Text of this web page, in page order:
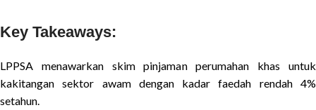
Key Takeaways:
LPPSA menawarkan skim pinjaman perumahan khas untuk
kakitangan sektor awam dengan kadar faedah rendah 4%
setahun.